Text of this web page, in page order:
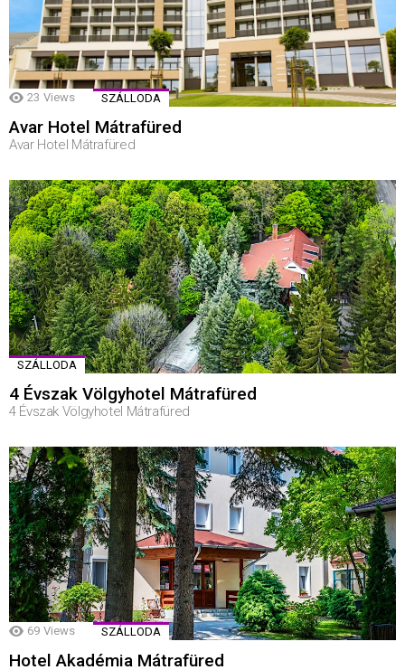
23 Views SZÁLLODA
Avar Hotel Mátrafüred
Avar Hotel Mátrafüred
SZÁLLODA
4 Évszak Völgyhotel Mátrafüred
4 Évszak Völgyhotel Mátrafüred
69 Views SZÁLLODA
Hotel Akadémia Mátrafüred